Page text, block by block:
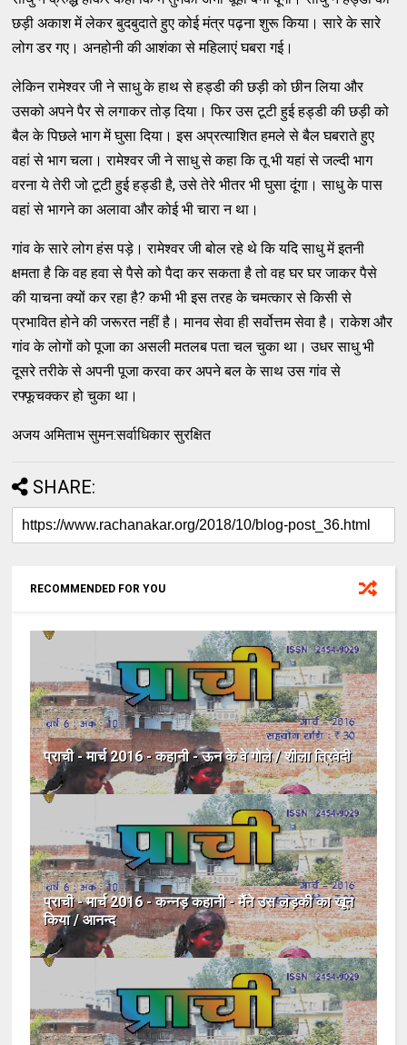
छड़ी अकाश में लेकर बुदबुदाते हुए कोई मंत्र पढ़ना शुरू किया। सारे के सारे
लोग डर गए। अनहोनी की आशंका से महिलाएं घबरा गई।
लेकिन रामेश्वर जी ने साधु के हाथ से हड्डी की छड़ी को छीन लिया और
उसको अपने पैर से लगाकर तोड़ दिया। फिर उस टूटी हुई हड्डी की छड़ी को
बैल के पिछले भाग में घुसा दिया। इस अप्रत्याशित हमले से बैल घबराते हुए
वहां से भाग चला। रामेश्वर जी ने साधु से कहा कि तू भी यहां से जल्दी भाग
वरना ये तेरी जो टूटी हुई हड्डी है, उसे तेरे भीतर भी घुसा दूंगा। साधु के पास
वहां से भागने का अलावा और कोई भी चारा न था।
गांव के सारे लोग हंस पड़े। रामेश्वर जी बोल रहे थे कि यदि साधु में इतनी
क्षमता है कि वह हवा से पैसे को पैदा कर सकता है तो वह घर घर जाकर पैसे
की याचना क्यों कर रहा है? कभी भी इस तरह के चमत्कार से किसी से
प्रभावित होने की जरूरत नहीं है। मानव सेवा ही सर्वोत्तम सेवा है। राकेश और
गांव के लोगों को पूजा का असली मतलब पता चल चुका था। उधर साधु भी
दूसरे तरीके से अपनी पूजा करवा कर अपने बल के साथ उस गांव से
रफ्फूचक्कर हो चुका था।
अजय अमिताभ सुमन:सर्वाधिकार सुरक्षित
SHARE:
RECOMMENDED FOR YOU
प्राची - मार्च 2016 - कहानी - ऊन के वे गोले / शीला त्रिवेदी
प्राची - मार्च 2016 - कन्नड़ कहानी - मैंने उस लड़की का खून
किया / आनन्द